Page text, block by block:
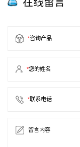
*咨询产品
*您的姓名
*联系电话
留言内容